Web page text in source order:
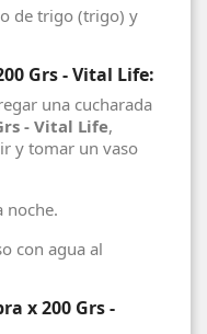
de trigo (trigo) y
Grs - Vital Life:
una cucharada
- Vital Life,
y tomar un vaso
noche.
con agua al
x 200 Grs -